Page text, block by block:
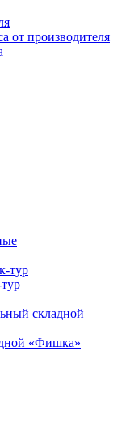
от производителя
тур
складной
«Фишка»